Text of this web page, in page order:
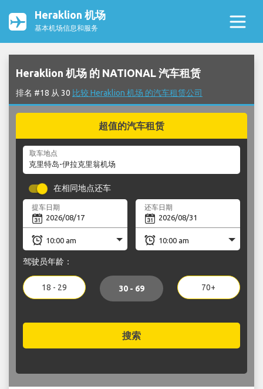
Heraklion 机场
基本机场信息和服务
Heraklion 机场 的 NATIONAL 汽车租赁
排名 #18 从 30 比较 Heraklion 机场 的汽车租赁公司
超值的汽车租赁
取车地点
在相同地点还车
提车日期 还车日期
驾驶员年龄：
18 - 29 30 - 69 70+
搜索